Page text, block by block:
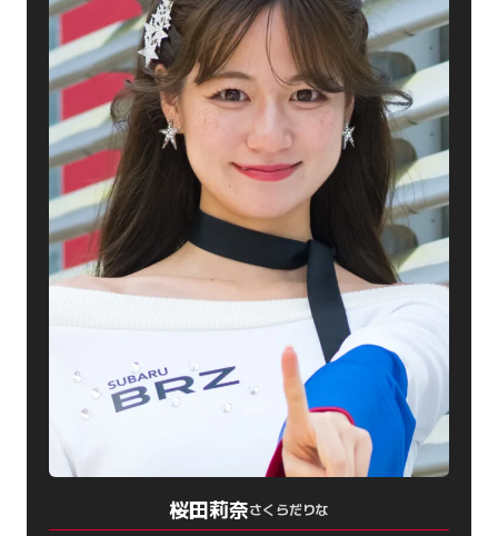
桜田莉奈さくらだりな